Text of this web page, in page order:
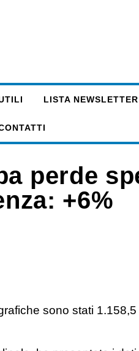
LISTA
perde
+6%
sono stati